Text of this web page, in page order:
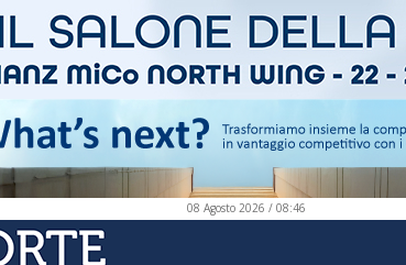
08 Agosto 2026 / 08:46